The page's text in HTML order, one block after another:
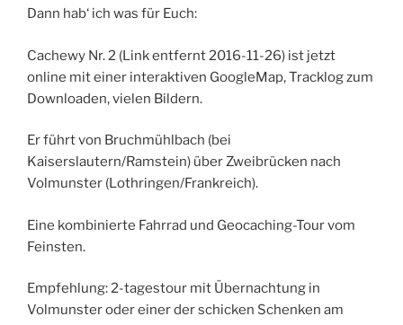
Dann hab‘ ich was für Euch:
Cachewy Nr. 2 (Link entfernt 2016-11-26) ist jetzt
online mit einer interaktiven GoogleMap, Tracklog zum
Downloaden, vielen Bildern.
Er führt von Bruchmühlbach (bei
Kaiserslautern/Ramstein) über Zweibrücken nach
Volmunster (Lothringen/Frankreich).
Eine kombinierte Fahrrad und Geocaching-Tour vom
Feinsten.
Empfehlung: 2-tagestour mit Übernachtung in
Volmunster oder einer der schicken Schenken am